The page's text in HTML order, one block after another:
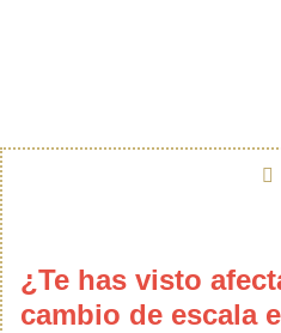
¿Te has visto
cambio de escala